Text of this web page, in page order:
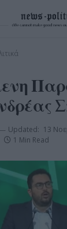
Updated: 13
1 Min Read